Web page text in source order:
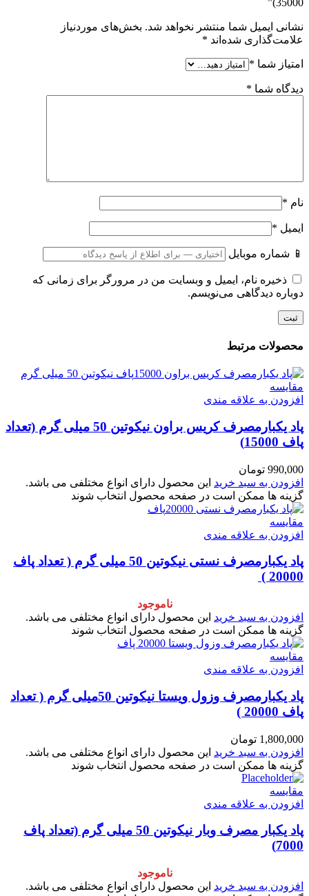
نشانی ایمیل شما منتشر نخواهد شد. بخش‌های موردنیاز
علامت‌گذاری شده‌اند *
امتیاز شما *
دیدگاه شما *
نام *
ایمیل *
📱 شماره موبایل
ذخیره نام، ایمیل و وبسایت من در مرورگر برای زمانی که
دوباره دیدگاهی می‌نویسم.
محصولات مرتبط
مقایسه
افزودن به علاقه مندی
پاد یکبارمصرف کریس براون نیکوتین 50 میلی گرم (تعداد
پاف 15000)
990,000 تومان
افزودن به سبد خرید این محصول دارای انواع مختلفی می باشد.
گزینه ها ممکن است در صفحه محصول انتخاب شوند
مقایسه
افزودن به علاقه مندی
پاد یکبارمصرف نستی نیکوتین 50 میلی گرم ( تعداد پاف
20000 )
ناموجود
افزودن به سبد خرید این محصول دارای انواع مختلفی می باشد.
گزینه ها ممکن است در صفحه محصول انتخاب شوند
مقایسه
افزودن به علاقه مندی
پاد یکبارمصرف وزول ویستا نیکوتین 50میلی گرم ( تعداد
پاف 20000 )
1,800,000 تومان
افزودن به سبد خرید این محصول دارای انواع مختلفی می باشد.
گزینه ها ممکن است در صفحه محصول انتخاب شوند
مقایسه
افزودن به علاقه مندی
پاد یکبار مصرف وبار نیکوتین 50 میلی گرم (تعداد پاف
7000)
ناموجود
افزودن به سبد خرید این محصول دارای انواع مختلفی می باشد.